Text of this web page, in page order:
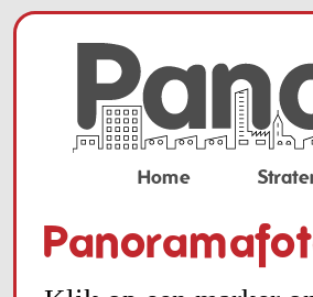
Home